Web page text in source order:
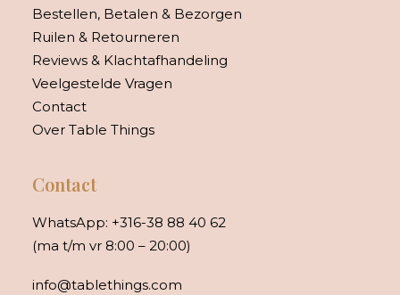
Bestellen, Betalen & Bezorgen
Ruilen & Retourneren
Reviews & Klachtafhandeling
Veelgestelde Vragen
Contact
Over Table Things
Contact
WhatsApp: +316-38 88 40 62
(ma t/m vr 8:00 – 20:00)
info@tablethings.com